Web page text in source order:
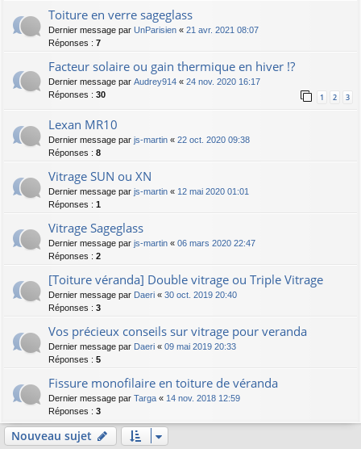
Toiture en verre sageglass
Dernier message par UnParisien « 21 avr. 2021 08:07
Réponses : 7
Facteur solaire ou gain thermique en hiver !?
Dernier message par Audrey914 « 24 nov. 2020 16:17
Réponses : 30 1 2 3
Lexan MR10
Dernier message par js-martin « 22 oct. 2020 09:38
Réponses : 8
Vitrage SUN ou XN
Dernier message par js-martin « 12 mai 2020 01:01
Réponses : 1
Vitrage Sageglass
Dernier message par js-martin « 06 mars 2020 22:47
Réponses : 2
[Toiture véranda] Double vitrage ou Triple Vitrage
Dernier message par Daeri « 30 oct. 2019 20:40
Réponses : 3
Vos précieux conseils sur vitrage pour veranda
Dernier message par Daeri « 09 mai 2019 20:33
Réponses : 5
Fissure monofilaire en toiture de véranda
Dernier message par Targa « 14 nov. 2018 12:59
Réponses : 3
Nouveau sujet